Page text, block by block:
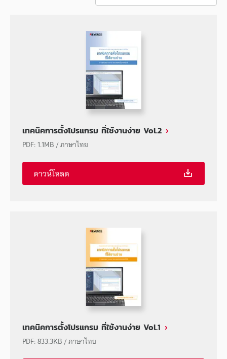
เทคนิคการตั้งโปรแกรม ที่ใช้งานง่าย Vol.2
PDF: 1.1MB/ภาษาไทย
ดาวน์โหลด
เทคนิคการตั้งโปรแกรม ที่ใช้งานง่าย Vol.1
PDF:833.3KB/ภาษาไทย